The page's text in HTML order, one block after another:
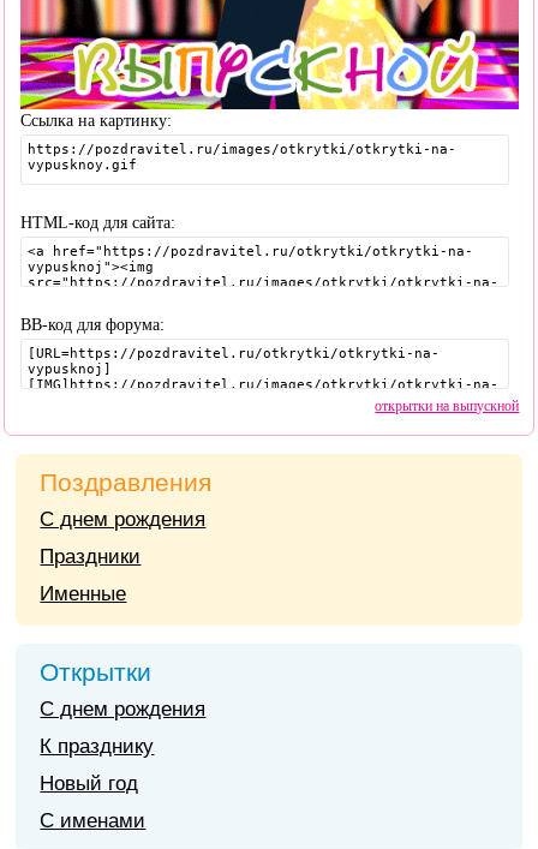
Ссылка на картинку:
HTML-код для сайта:
BB-код для форума:
открытки на выпускной
Поздравления
С днем рождения
Праздники
Именные
Открытки
С днем рождения
К празднику
Новый год
С именами